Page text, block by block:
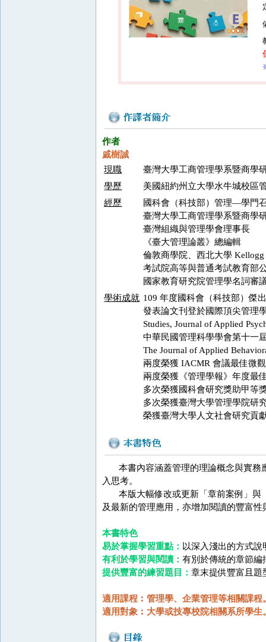
作者
戚樹誠
現職
臺灣大學工商管理學系暨商學
學歷
美國紐約州立大學水牛城校區
經歷
國科會（科技部）管理—學門
臺灣大學工商管理學系暨商學
臺灣組織與管理學會理事長
《臺大管理論叢》總編輯
倫敦商學院、西北大學
考試院高等與普通考試教育部
國家教育研究院管理學名詞審
學術成就 109 年度國科會（科技部）傑
發表論文刊登於國際頂尖管理
Studies, Journal of Applied
中華民國管理科學學會第十一
The Journal of Applied
兩度榮獲 IACMR 會議最佳微
兩度榮獲《管理學報》年度最
多次榮獲國科會研究獎助甲等
多次榮獲臺灣大學管理學院研
榮獲臺灣大學人文社會研究貢
本書內容涵蓋管理的理論概念與實務
入思考。
本版大幅修改或更新「章前案例」與
及最新的管理應用，亦增加閱讀的豐富性
本書特色
易於掌握學習重點： 以深入淺出的方式說
有利於學習與閱讀：有別於傳統的章節
提供豐富的練習題目：章末提供豐富且題
適用課程︰管理學、企業管理等相關課程
適用對象︰大學或技專校院相關系所學生